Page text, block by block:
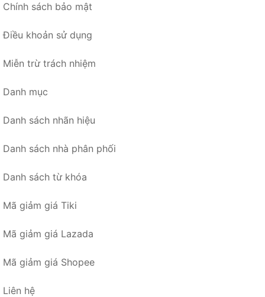
Chính sách bảo mật
Điều khoản sử dụng
Miễn trừ trách nhiệm
Danh mục
Danh sách nhãn hiệu
Danh sách nhà phân phối
Danh sách từ khóa
Mã giảm giá Tiki
Mã giảm giá Lazada
Mã giảm giá Shopee
Liên hệ